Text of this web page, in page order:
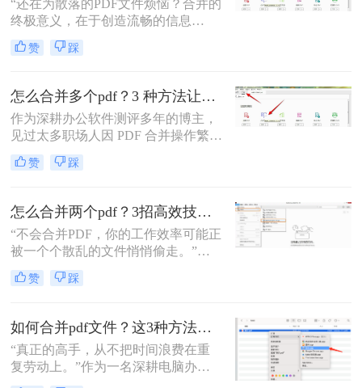
“还在为散落的PDF文件烦恼？合并的
终极意义，在于创造流畅的信息
流。”身为一名深耕电脑办公软件测
评多年的博主，我深知高效处理文档
点。面对数十份零散的PDF——可能
是项目报告的不同章节、分散的合同
附件，或是零散的参考资料
赞 踩
怎么合并多个pdf？3 种方法让效率翻倍”！
作为深耕办公软件测评多年的博主，
见过太多职场人因 PDF 合并操作繁
琐、格式错乱、隐私泄露踩坑。其实
选对方法，1 分钟就能搞定多文件合
赞 踩
怎么合并两个pdf？3招高效技巧，让你告别杂乱文档！
“不会合并PDF，你的工作效率可能正
被一个个散乱的文件悄悄偷走。”作
为一名从事电脑办公软件测评多年的
博主，小编经常被粉丝问到：“怎么
背后却藏着效率的巨大分水岭。职场
办公人群和自媒体创作者们，常常陷
入信息碎片化、操作繁琐和安全隐忧
的困境。
赞 踩
如何合并pdf文件？这3种方法让你效率翻倍！
“真正的高手，从不把时间浪费在重
复劳动上。”作为一名深耕电脑办公
软件测评多年的博主，我深知PDF文